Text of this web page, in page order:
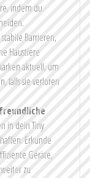
indem du
Barrieren,
Haustiere
aktuell, um
falls sie verloren
in dein Tiny
Erkunde
Geräte,
zu